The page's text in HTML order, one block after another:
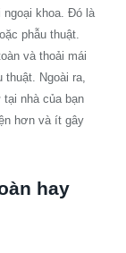
ngoại khoa. Đó là
phẫu thuật.
và thoải mái
Ngoài ra,
nhà của bạn
hơn và ít gây
hay